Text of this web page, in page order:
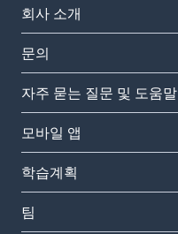
회사 소개
문의
자주 묻는 질문 및 도움말
모바일 앱
학습계획
팀